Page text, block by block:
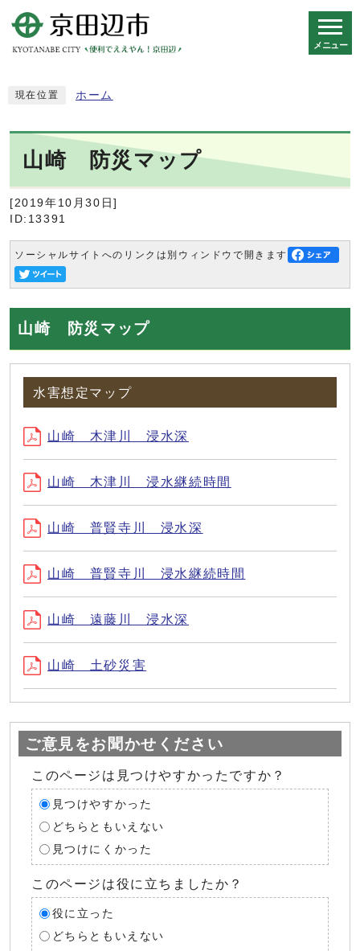
メニュー
現在位置 ホーム
山崎 防災マップ
[2019年10月30日]
ID:13391
ソーシャルサイトへのリンクは別ウィンドウで開きます
山崎 防災マップ
水害想定マップ
山崎 木津川 浸水深
山崎 木津川 浸水継続時間
山崎 普賢寺川 浸水深
山崎 普賢寺川 浸水継続時間
山崎 遠藤川 浸水深
山崎 土砂災害
ご意見をお聞かせください
このページは見つけやすかったですか？
見つけやすかった
どちらともいえない
見つけにくかった
このページは役に立ちましたか？
役に立った
どちらともいえない